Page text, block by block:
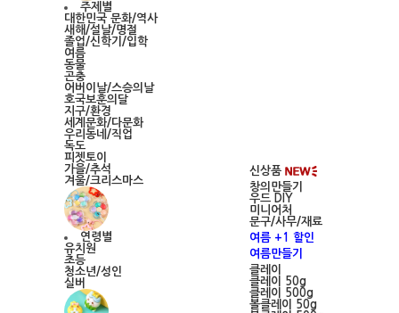
주제별
대한민국 문화/역사
새해/설날/명절
졸업/신학기/입학
여름
동물
곤충
어버이날/스승의날
호국보훈의달
지구/환경
세계문화/다문화
우리동네/직업
독도
피젯토이
가을/추석
겨울/크리스마스
연령별
유치원
초등
청소년/성인
실버
신상품
창의만들기
우드 DIY
미니어처
문구/사무/재료
여름 +1 할인
여름만들기
클레이
클레이 50g
클레이 500g
볼클레이 50g